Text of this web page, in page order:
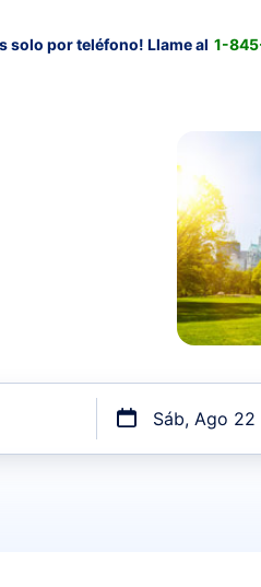
solo por teléfono! Llame al 1-
Sáb, Ago 22